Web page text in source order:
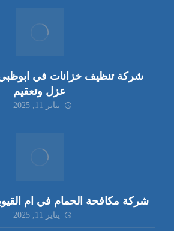
عزل وتعقيم
يناير 11, 2025
شركة مكافحة الحمام في ام القيوين
يناير 11, 2025